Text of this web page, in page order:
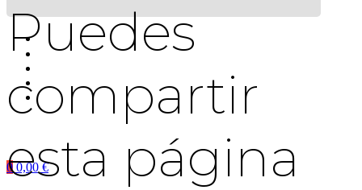
0 0,00 €
Puedes
compartir
esta página